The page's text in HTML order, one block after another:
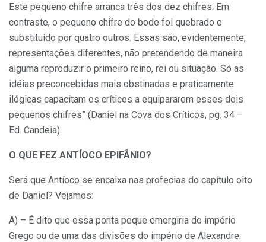
Este pequeno chifre arranca três dos dez chifres. Em
contraste, o pequeno chifre do bode foi quebrado e
substituído por quatro outros. Essas são, evidentemente,
representações diferentes, não pretendendo de maneira
alguma reproduzir o primeiro reino, rei ou situação. Só as
idéias preconcebidas mais obstinadas e praticamente
ilógicas capacitam os críticos a equipararem esses dois
pequenos chifres” (Daniel na Cova dos Críticos, pg. 34 –
Ed. Candeia).
O QUE FEZ ANTÍOCO EPIFÂNIO?
Será que Antíoco se encaixa nas profecias do capítulo oito
de Daniel? Vejamos:
A) – É dito que essa ponta peque emergiria do império
Grego ou de uma das divisões do império de Alexandre.